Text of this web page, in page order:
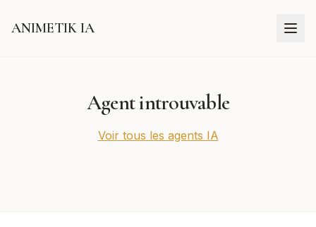
ANIMETIK IA
Agent introuvable
Voir tous les agents IA